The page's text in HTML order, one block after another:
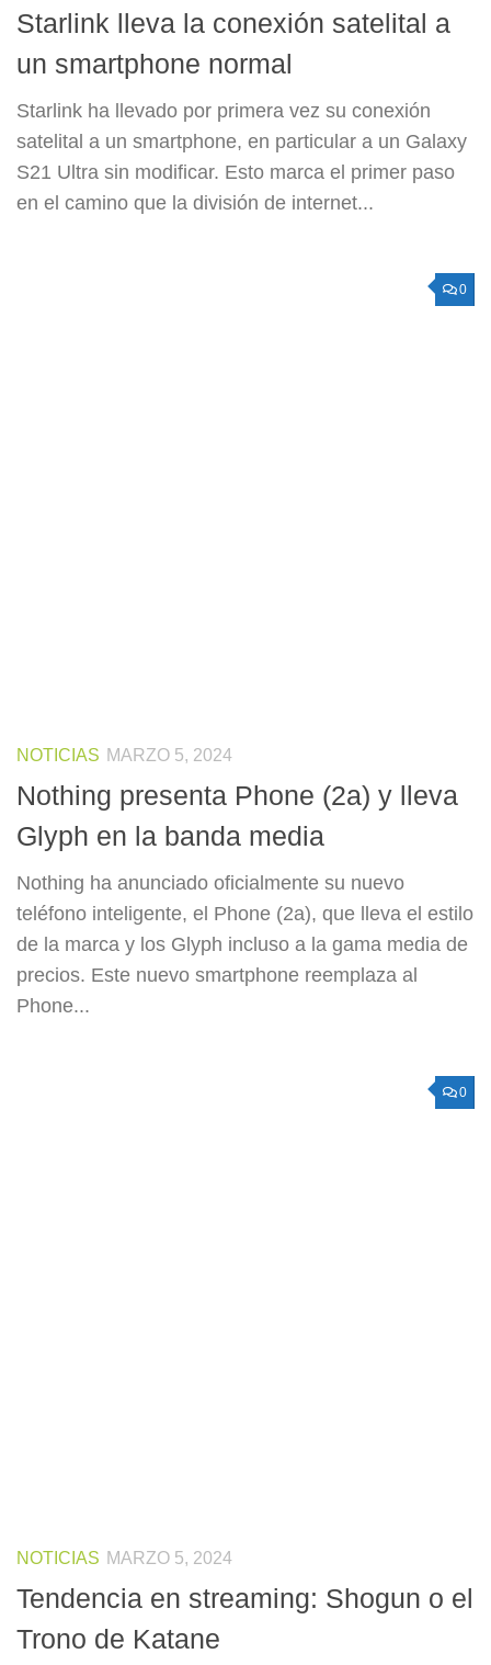
Starlink lleva la conexión satelital a
un smartphone normal
Starlink ha llevado por primera vez su conexión
satelital a un smartphone, en particular a un Galaxy
S21 Ultra sin modificar. Esto marca el primer paso
en el camino que la división de internet...
0
NOTICIAS MARZO 5, 2024
Nothing presenta Phone (2a) y lleva
Glyph en la banda media
Nothing ha anunciado oficialmente su nuevo
teléfono inteligente, el Phone (2a), que lleva el estilo
de la marca y los Glyph incluso a la gama media de
precios. Este nuevo smartphone reemplaza al
Phone...
0
NOTICIAS MARZO 5, 2024
Tendencia en streaming: Shogun o el
Trono de Katane